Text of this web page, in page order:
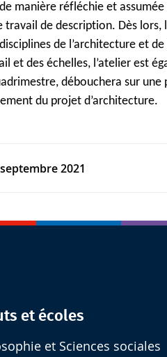
manière réfléchie et assumée
de description. Dès
de l’architecture et
et des échelles, l’atelier est
débouchera sur
du projet d’architecture.
2021
et écoles
et Sciences sociales